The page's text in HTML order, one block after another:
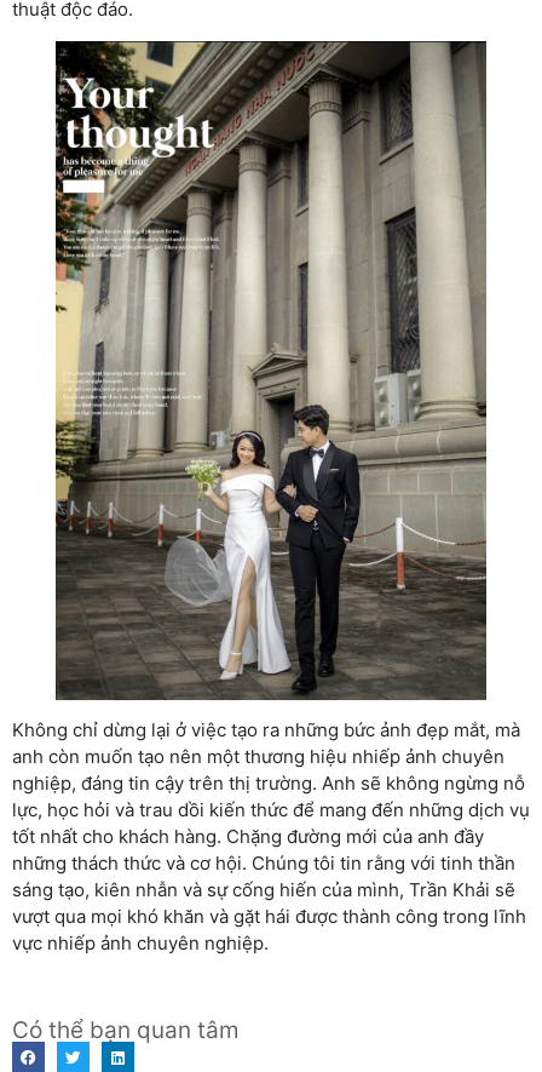
thuật độc đáo.
Không chỉ dừng lại ở việc tạo ra những bức ảnh đẹp mắt, mà
anh còn muốn tạo nên một thương hiệu nhiếp ảnh chuyên
nghiệp, đáng tin cậy trên thị trường. Anh sẽ không ngừng nỗ
lực, học hỏi và trau dồi kiến thức để mang đến những dịch vụ
tốt nhất cho khách hàng. Chặng đường mới của anh đầy
những thách thức và cơ hội. Chúng tôi tin rằng với tinh thần
sáng tạo, kiên nhẫn và sự cống hiến của mình, Trần Khải sẽ
vượt qua mọi khó khăn và gặt hái được thành công trong lĩnh
vực nhiếp ảnh chuyên nghiệp.
Có thể bạn quan tâm